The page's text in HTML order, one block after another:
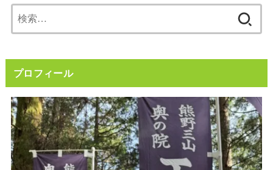
索:
プロフィール